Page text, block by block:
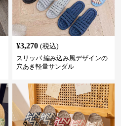
¥3,270 (税込)
スリッパ 編み込み風デザインの
穴あき軽量サンダル